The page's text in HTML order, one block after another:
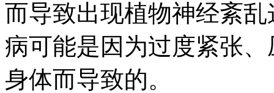
而导致出现植物神经紊
病可能是因为过度紧张
身体而导致的。